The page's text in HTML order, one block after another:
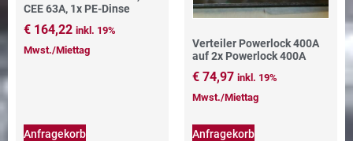
CEE 63A, 1x PE-Dinse
€ 164,22 inkl. 19%
Mwst./Miettag
Anfragekorb
Verteiler Powerlock 400A
auf 2x Powerlock 400A
€ 74,97 inkl. 19%
Mwst./Miettag
Anfragekorb